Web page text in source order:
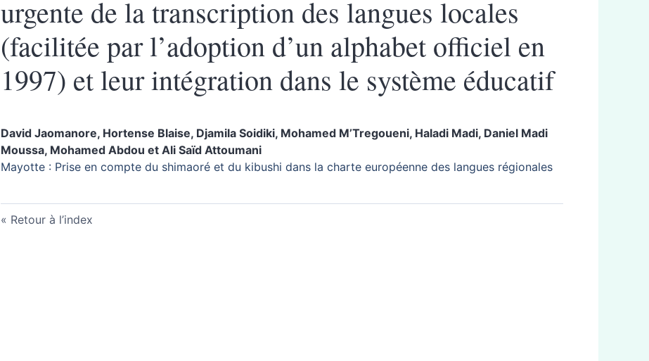
urgente de la transcription des langues locales
(facilitée par l’adoption d’un alphabet officiel en
1997) et leur intégration dans le système éducatif
David Jaomanore, Hortense Blaise, Djamila Soidiki, Mohamed M’Tregoueni, Haladi Madi, Daniel Madi
Moussa, Mohamed Abdou et Ali Saïd Attoumani
Mayotte : Prise en compte du shimaoré et du kibushi dans la charte européenne des langues régionales
Retour à l’index